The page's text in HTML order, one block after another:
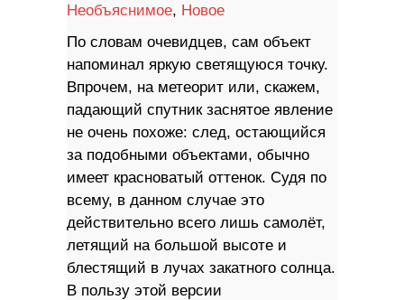
Необъяснимое, Новое
По словам очевидцев, сам объект
напоминал яркую светящуюся точку.
Впрочем, на метеорит или, скажем,
падающий спутник заснятое явление
не очень похоже: след, остающийся
за подобными объектами, обычно
имеет красноватый оттенок. Судя по
всему, в данном случае это
действительно всего лишь самолёт,
летящий на большой высоте и
блестящий в лучах закатного солнца.
В пользу этой версии